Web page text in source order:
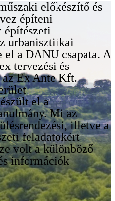
előkészítő és
építeni
építészeti
urbanisztiikai
el a DANU csapata. A
tervezési és
Ex Ante Kft.
el a
Mi az
illetve a
feladatokért
volt a különböző
információk